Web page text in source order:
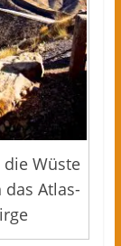
die Wüste
Atlas-